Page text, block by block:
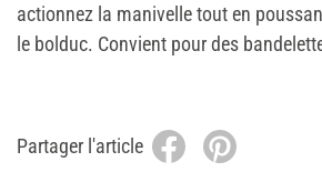
actionnez la manivelle tout en
le bolduc. Convient pour des
Partager l'article